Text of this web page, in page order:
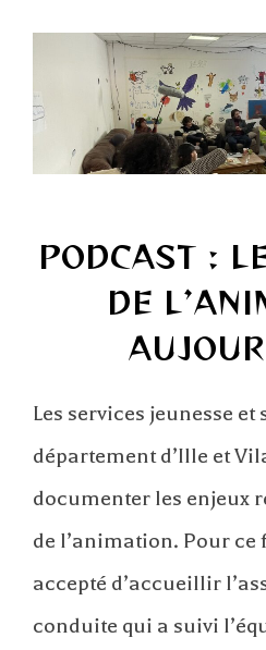
PODCAST :
DE
Les services jeunesse et
département d’Ille et
documenter les enjeux
de l’animation. Pour ce
accepté d’accueillir
conduite qui a suivi